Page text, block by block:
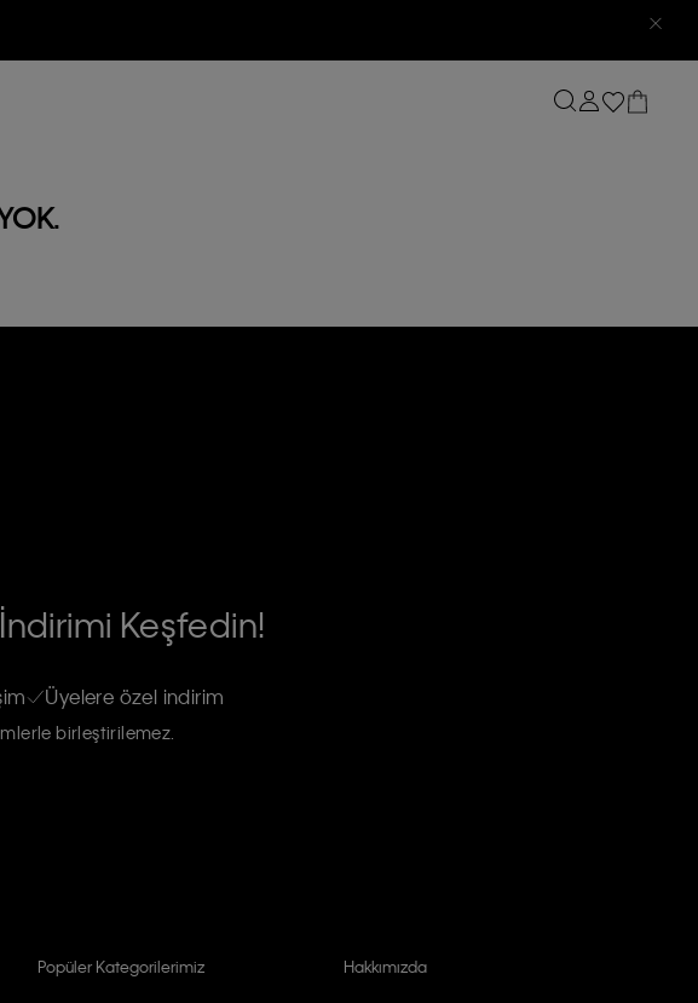
Keşfedin!
Üyelere özel indirim
birleştirilemez.
Popüler Kategorilerimiz Hakkımızda